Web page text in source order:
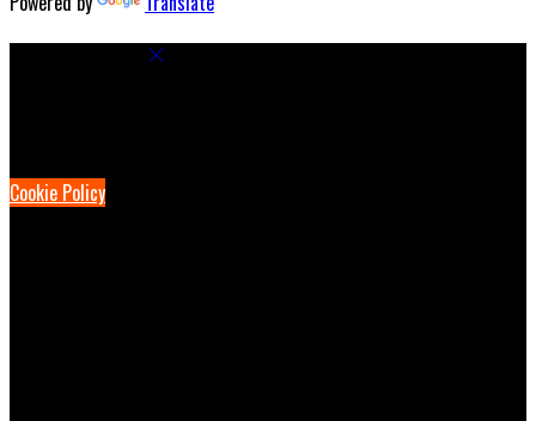
Cookie Policy